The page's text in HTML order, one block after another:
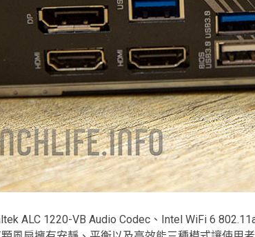
ALC 1220-VB Audio Codec、Intel WiFi 6